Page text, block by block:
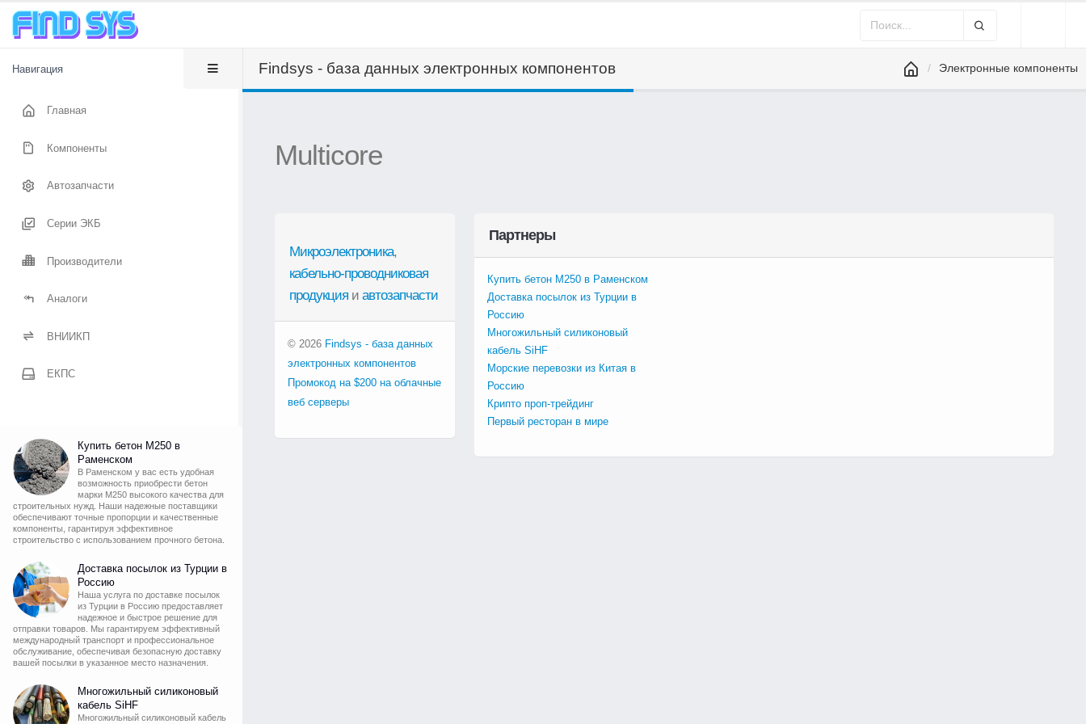
Навигация
Главная
Компоненты
Автозапчасти
Серии ЭКБ
Производители
Аналоги
ВНИИКП
ЕКПС
Купить бетон М250 в
Раменском
В Раменском у вас есть удобная
возможность приобрести бетон
марки М250 высокого качества для
строительных нужд. Наши надежные поставщики
обеспечивают точные пропорции и качественные
компоненты, гарантируя эффективное
строительство с использованием прочного бетона.
Доставка посылок из Турции в
Россию
Наша услуга по доставке посылок
из Турции в Россию предоставляет
надежное и быстрое решение для
отправки товаров. Мы гарантируем эффективный
международный транспорт и профессиональное
обслуживание, обеспечивая безопасную доставку
вашей посылки в указанное место назначения.
Многожильный силиконовый
кабель SiHF
Многожильный силиконовый кабель
Findsys - база данных электронных компонентов Электронные компоненты
Multicore
Микроэлектроника,
кабельно-проводниковая
продукция и автозапчасти
© 2026 Findsys - база данных
электронных компонентов
Промокод на $200 на облачные
веб серверы
Партнеры
Купить бетон М250 в Раменском
Доставка посылок из Турции в
Россию
Многожильный силиконовый
кабель SiHF
Морские перевозки из Китая в
Россию
Крипто проп-трейдинг
Первый ресторан в мире